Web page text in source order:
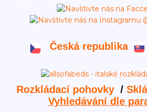
Česká republika
Rozkládací pohovky /
Vyhledávání dle